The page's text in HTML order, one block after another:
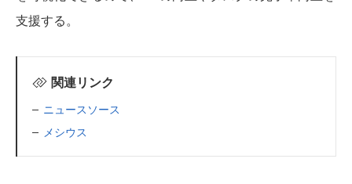
支援する。
関連リンク
ニュースソース
メシウス